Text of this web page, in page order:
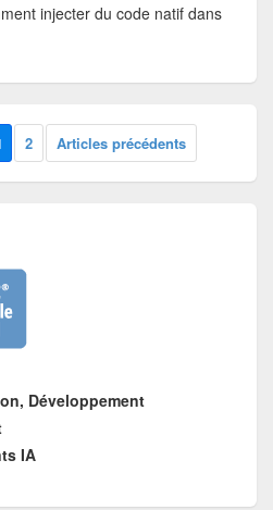
injecter du code natif dans
2 Articles précédents
Développement
IA